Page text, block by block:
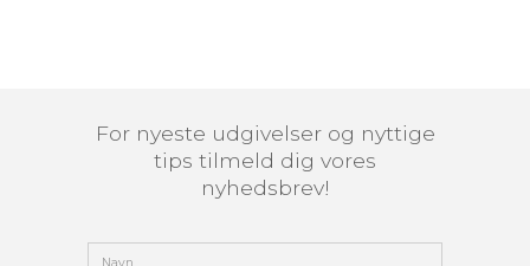
For nyeste udgivelser og nyttige
tips tilmeld dig vores
nyhedsbrev!